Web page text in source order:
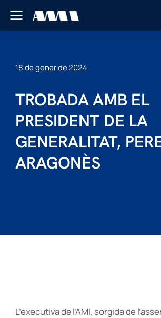
18 de gener de 2024
TROBADA AMB EL
PRESIDENT DE LA
GENERALITAT,
ARAGONÈS
L’executiva de l’AMI, sorgida de